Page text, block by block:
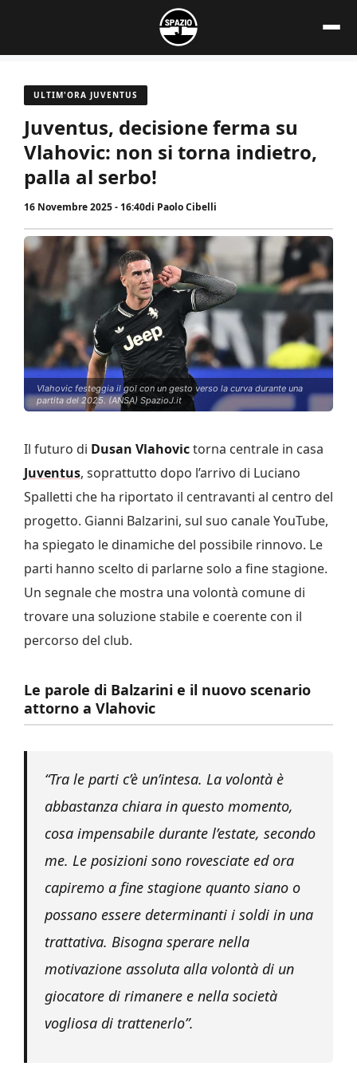
contenuto
ULTIM'ORA JUVENTUS
Juventus, decisione ferma su
Vlahovic: non si torna indietro,
palla al serbo!
16 Novembre 2025 - 16:40di Paolo Cibelli
Vlahovic festeggia il gol con un gesto verso la curva durante una
partita del 2025. (ANSA) SpazioJ.it
Il futuro di Dusan Vlahovictorna centrale in casa
Juventus, soprattutto dopo l’arrivo di Luciano
Spalletti che ha riportato il centravanti al centro del
progetto. Gianni Balzarini, sul suo canale YouTube,
ha spiegato le dinamiche del possibile rinnovo. Le
parti hanno scelto di parlarne solo a fine stagione.
Un segnale che mostra una volontà comune di
trovare una soluzione stabile e coerente con il
percorso del club.
Le parole di Balzarini e il nuovo scenario
attorno a Vlahovic
“Tra le parti c’è un’intesa. La volontà è
abbastanza chiara in questo momento,
cosa impensabile durante l’estate, secondo
me. Le posizioni sono rovesciate ed ora
capiremo a fine stagione quanto siano o
possano essere determinanti i soldi in una
trattativa. Bisogna sperare nella
motivazione assoluta alla volontà di un
giocatore di rimanere e nella società
vogliosa di trattenerlo”.